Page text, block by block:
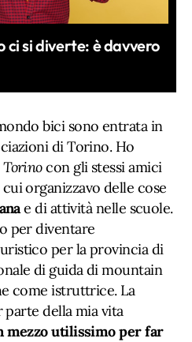
ci si diverte: è davvero
bici sono entrata in
di Torino. Ho
Torinocon gli stessi amici
organizzavo delle cose
e di attività nelle scuole.
per diventare
per la provincia di
di guida di mountain
come istruttrice. La
della mia vita
mezzo utilissimo per far